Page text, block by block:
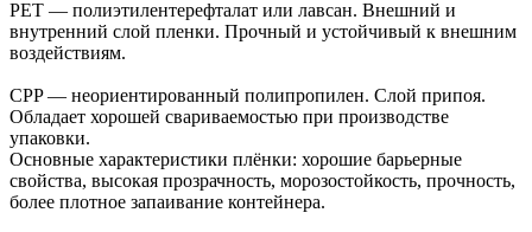
PET — полиэтилентерефталат или лавсан. Внешний и
внутренний слой пленки. Прочный и устойчивый к внешним
воздействиям.
CPP — неориентированный полипропилен. Cлой припоя.
Обладает хорошей свариваемостью при производстве
упаковки.
Основные характеристики плёнки: хорошие барьерные
свойства, высокая прозрачность, морозостойкость, прочность,
более плотное запаивание контейнера.